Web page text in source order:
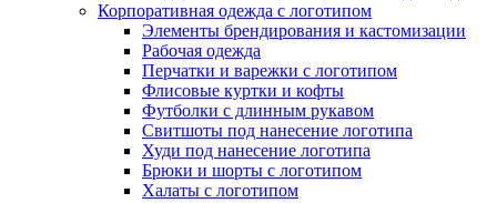
Корпоративная одежда с логотипом
Элементы брендирования и кастомизации
Рабочая одежда
Перчатки и варежки с логотипом
Флисовые куртки и кофты
Футболки с длинным рукавом
Свитшоты под нанесение логотипа
Худи под нанесение логотипа
Брюки и шорты с логотипом
Халаты с логотипом